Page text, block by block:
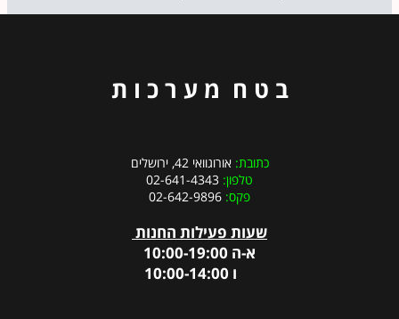
ב ט ח מ ע ר כ ו ת
כתובת:אורוגוואי 42, ירושלים
טלפון: 02-641-4343
פקס:
שעות פעילות החנות
א-ה 10:00-19:00
ו 10:00-14:00